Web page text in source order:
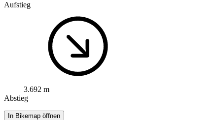
Aufstieg
3.692 m
Abstieg
In Bikemap öffnen